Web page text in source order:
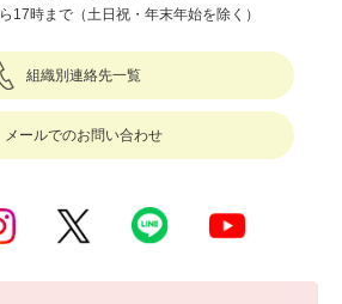
17時まで（土日祝・年末年始を除く）
組織別連絡先一覧
メールでのお問い合わせ